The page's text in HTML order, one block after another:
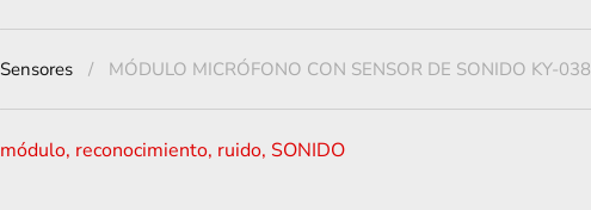
Sensores MÓDULO MICRÓFONO CON SENSOR DE SONIDO KY-038
módulo, reconocimiento, ruido, SONIDO